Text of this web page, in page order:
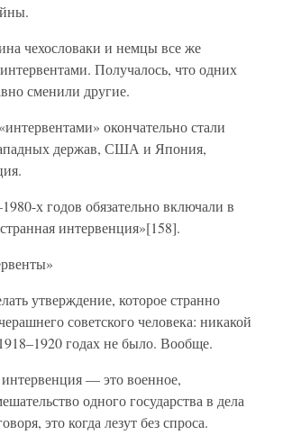
чехословаки и немцы все же
Получалось, что одних
сменили другие.
окончательно стали
держав, США и Япония,
х годов обязательно включали в
интервенция»[158].
утверждение, которое странно
советского человека: никакой
годах не было. Вообще.
— это военное,
одного государства в дела
это когда лезут без спроса.